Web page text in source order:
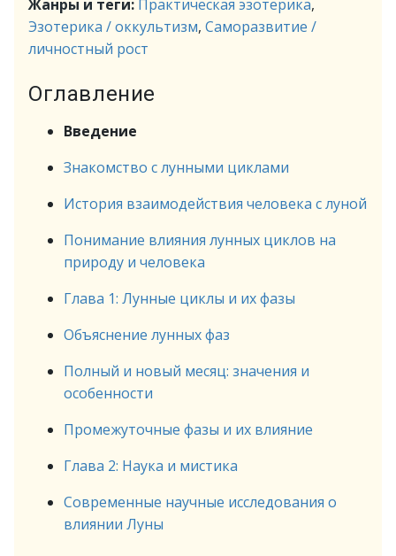
Жанры и теги: Практическая эзотерика,
Эзотерика / оккультизм, Саморазвитие /
личностный рост
Оглавление
Введение
Знакомство с лунными циклами
История взаимодействия человека с луной
Понимание влияния лунных циклов на
природу и человека
Глава 1: Лунные циклы и их фазы
Объяснение лунных фаз
Полный и новый месяц: значения и
особенности
Промежуточные фазы и их влияние
Глава 2: Наука и мистика
Современные научные исследования о
влиянии Луны